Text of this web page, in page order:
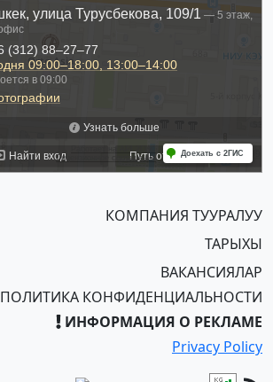
КОМПАНИЯ ТУУРАЛУУ
ТАРЫХЫ
ВАКАНСИЯЛАР
ПОЛИТИКА КОНФИДЕНЦИАЛЬНОСТИ
ИНФОРМАЦИЯ О РЕКЛАМЕ
Privacy Policy